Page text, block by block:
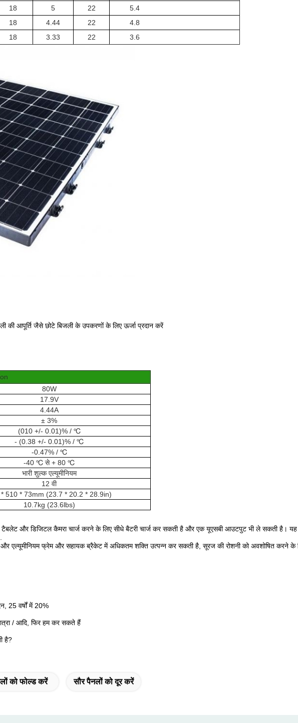
18 5 22
5.4
18 4.44 22
4.8
18 3.33 22 3.6
की आपूर्ति जैसे छोटे बिजली के उपकरणों के लिए ऊर्जा प्रदान करें
80W
17.9V
4.44A
± 3%
(010 +/- 0.01)% / ℃
- (0.38 +/- 0.01)% / ℃
-0.47% / ℃
-40 ℃ से + 80 ℃
भारी शुल्क एल्यूमीनियम
12 वी
510 * 73mm (23.7 * 20.2 * 28.9in)
10.7kg (23.6lbs)
और डिजिटल कैमरा चार्ज करने के लिए सीधे बैटरी चार्ज कर सकती है और एक यूएसबी आउटपुट भी ले सकती है। यह
और एल्यूमीनियम फ्रेम और सहायक ब्रैकेट में अधिकतम शक्ति उत्पन्न कर सकती है, सूरज की रोशनी को अवशोषित करने
25 वर्षों में 20%
/ आदि, फिर हम कर सकते हैं
है?
को फोल्ड करें सौर पैनलों को दूर करें